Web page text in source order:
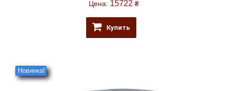
Цена: 15722 ₴
Купить
Новинка!